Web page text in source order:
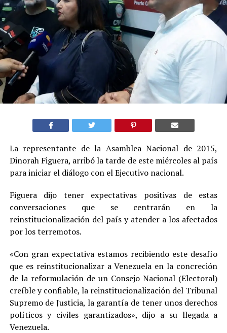
La representante de la Asamblea Nacional de 2015,
Dinorah Figuera, arribó la tarde de este miércoles al país
para iniciar el diálogo con el Ejecutivo nacional.
Figuera dijo tener expectativas positivas de estas
conversaciones que se centrarán en la
reinstitucionalización del país y atender a los afectados
por los terremotos.
«Con gran expectativa estamos recibiendo este desafío
que es reinstitucionalizar a Venezuela en la concreción
de la reformulación de un Consejo Nacional (Electoral)
creíble y confiable, la reinstitucionalización del Tribunal
Supremo de Justicia, la garantía de tener unos derechos
políticos y civiles garantizados», dijo a su llegada a
Venezuela.